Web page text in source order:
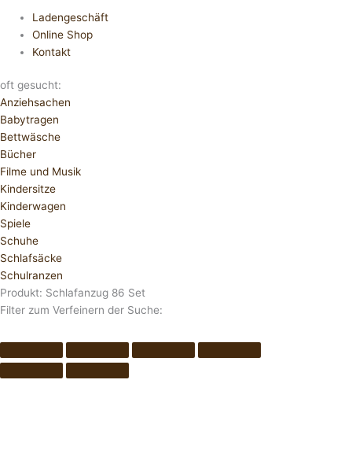
Ladengeschäft
Online Shop
Kontakt
oft gesucht:
Anziehsachen
Babytragen
Bettwäsche
Bücher
Filme und Musik
Kindersitze
Kinderwagen
Spiele
Schuhe
Schlafsäcke
Schulranzen
Produkt: Schlafanzug 86 Set
Filter zum Verfeinern der Suche: